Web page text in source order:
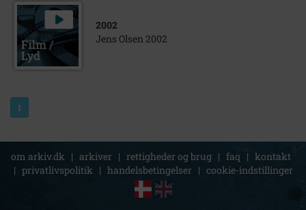
2002
Jens Olsen 2002
1
om arkiv.dk | arkiver | rettigheder og brug | faq | kontakt
| privatlivspolitik | handelsbetingelser | cookie-indstillinger